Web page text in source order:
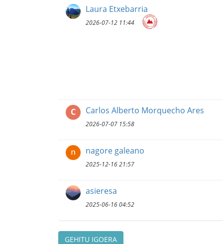
Laura Etxebarria
2026-07-12 11:44
C Carlos Alberto Morquecho Ares
2026-07-07 15:58
nagore galeano
2025-12-16 21:57
asieresa
2025-06-16 04:52
GEHITU IGOERA